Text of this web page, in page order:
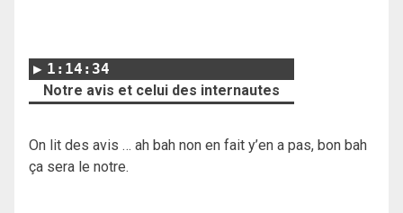
1:14:34
Notre avis et celui des internautes
On lit des avis … ah bah non en fait y’en a pas, bon bah
ça sera le notre.